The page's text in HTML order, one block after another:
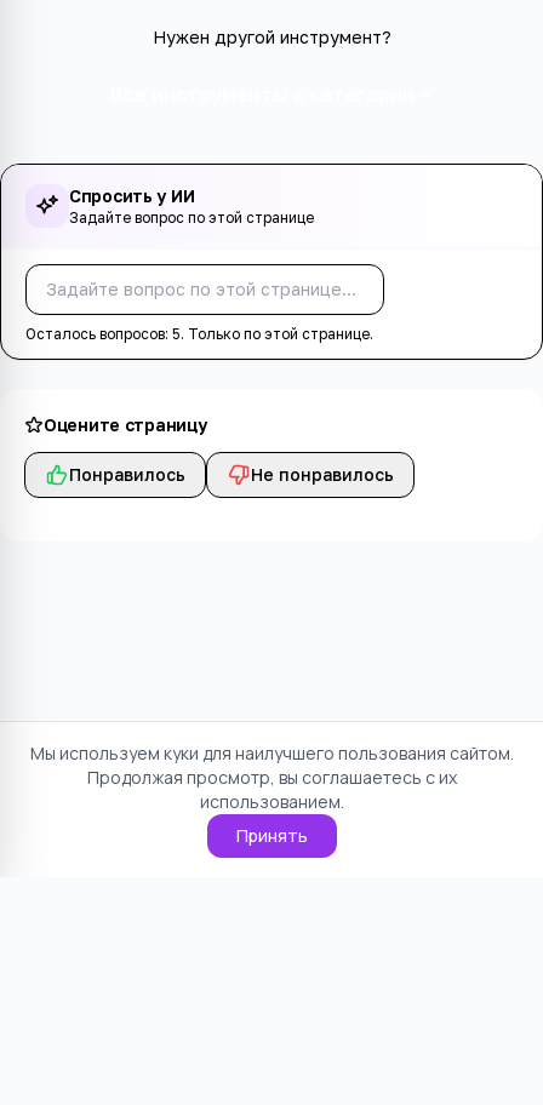
Нужен другой инструмент?
Спросить у ИИ
Задайте вопрос по этой странице
Осталось вопросов: 5. Только по этой странице.
Оцените страницу
Понравилось Не понравилось
Мы используем куки для наилучшего пользования сайтом.
Продолжая просмотр, вы соглашаетесь с их
использованием.
Принять